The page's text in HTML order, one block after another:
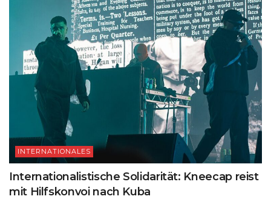
INTERNATIONALES
Internationalistische Solidarität: Kneecap reist
mit Hilfskonvoi nach Kuba